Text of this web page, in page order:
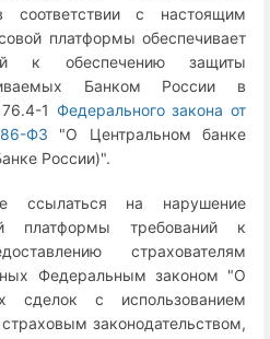
соответствии с настоящим
платформы обеспечивает
к обеспечению защиты
Банком России в
1 Федерального закона от
ФЗ "О Центральном банке
России)".
ссылаться на нарушение
платформы требований к
страхователям
Федеральным законом "О
сделок с использованием
законодательством,